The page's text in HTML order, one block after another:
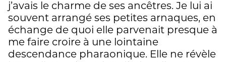
j’avais le charme de ses ancêtres. Je lui ai
souvent arrangé ses petites arnaques, en
échange de quoi elle parvenait presque à
me faire croire à une lointaine
descendance pharaonique. Elle ne révèle